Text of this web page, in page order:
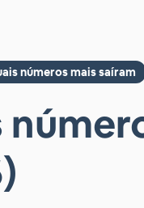
números mais saíram